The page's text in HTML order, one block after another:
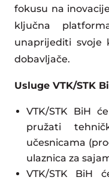
fokusu na
ključna
unaprijediti svoje
dobavljače.
Usluge VTK/STK
VTK/STK BiH
pružati
učesnicama
ulaznica za
VTK/STK BiH